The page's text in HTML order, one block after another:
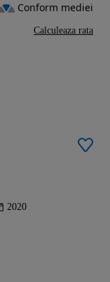
2020
Conform mediei
Calculeaza rata